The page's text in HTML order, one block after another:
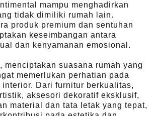
mampu menghadirkan
tidak dimiliki rumah lain.
produk premium dan sentuhan
keseimbangan antara
dan kenyamanan emosional.
menciptakan suasana rumah yang
memerlukan perhatian pada
interior. Dari furnitur berkualitas,
aksesori dekoratif eksklusif,
material dan tata letak yang tepat,